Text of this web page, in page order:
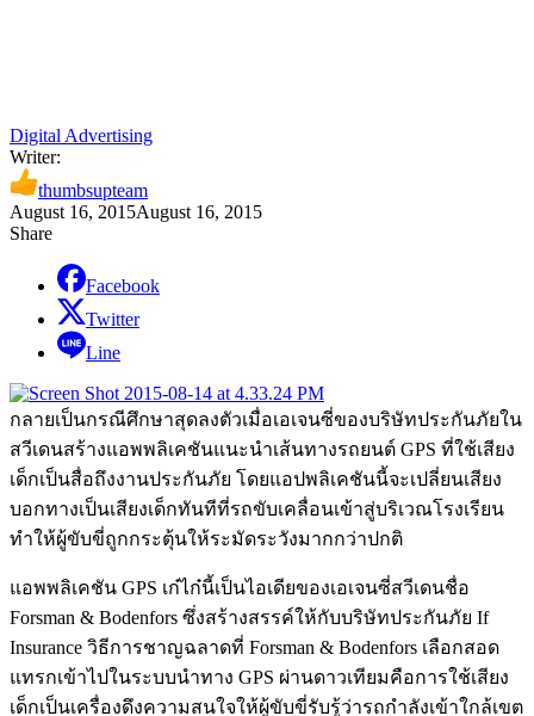
Digital Advertising
Writer:
thumbsupteam
August 16, 2015August 16, 2015
Share
Facebook
Twitter
Line
กลายเป็นกรณีศึกษาสุดลงตัวเมื่อเอเจนซี่ของบริษัทประกันภัยใน
สวีเดนสร้างแอพพลิเคชันแนะนำเส้นทางรถยนต์ GPS ที่ใช้เสียง
เด็กเป็นสื่อถึงงานประกันภัย โดยแอปพลิเคชันนี้จะเปลี่ยนเสียง
บอกทางเป็นเสียงเด็กทันทีที่รถขับเคลื่อนเข้าสู่บริเวณโรงเรียน
ทำให้ผู้ขับขี่ถูกกระตุ้นให้ระมัดระวังมากกว่าปกติ
แอพพลิเคชัน GPS เก๋ไก๋นี้เป็นไอเดียของเอเจนซี่สวีเดนชื่อ
Forsman & Bodenfors ซึ่งสร้างสรรค์ให้กับบริษัทประกันภัย If
Insurance วิธีการชาญฉลาดที่ Forsman & Bodenfors เลือกสอด
แทรกเข้าไปในระบบนำทาง GPS ผ่านดาวเทียมคือการใช้เสียง
เด็กเป็นเครื่องดึงความสนใจให้ผู้ขับขี่รับรู้ว่ารถกำลังเข้าใกล้เขต